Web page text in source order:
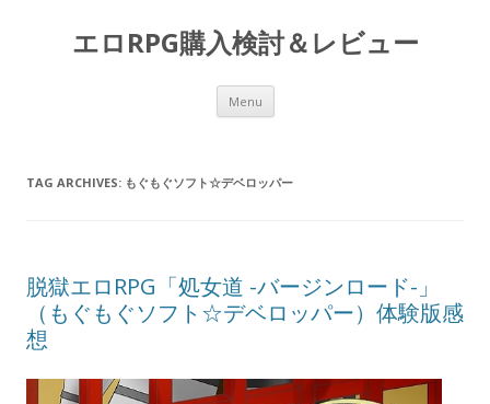
エロRPG購入検討＆レビュー
Menu Skip to content
TAG ARCHIVES: もぐもぐソフト☆デベロッパー
脱獄エロRPG「処女道 -バージンロード-」
（もぐもぐソフト☆デベロッパー）体験版感
想